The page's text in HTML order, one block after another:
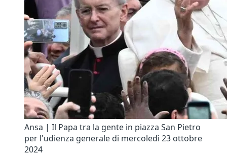
Ansa | Il Papa tra la gente in piazza San Pietro
per l'udienza generale di mercoledì 23 ottobre
2024